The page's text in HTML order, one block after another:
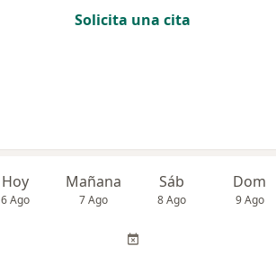
Solicita una cita
Hoy
6 Ago
Mañana
7 Ago
Sáb
8 Ago
Dom
9 Ago